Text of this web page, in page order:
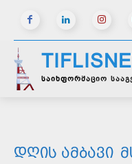
საინფორმაციო
ᲓᲦᲘᲡ ᲐᲛᲑᲐᲕᲘ